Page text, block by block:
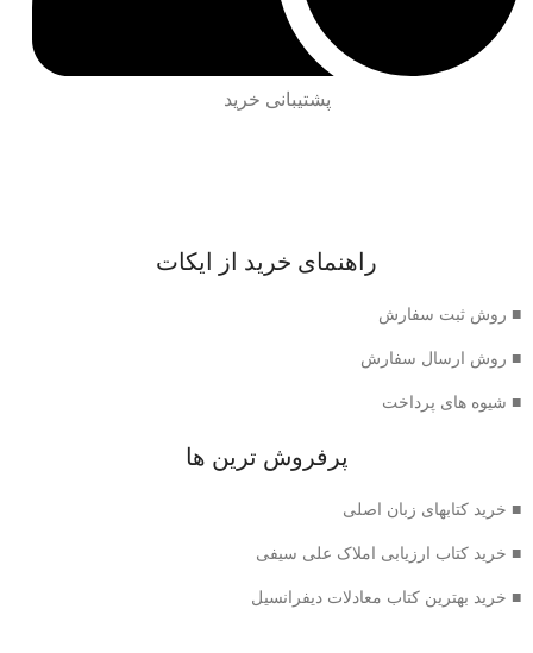
پشتیبانی خرید
راهنمای خرید از ایکات
■ روش ثبت سفارش
■ روش ارسال سفارش
■ شیوه های پرداخت
پرفروش ترین ها
■ خرید کتابهای زبان اصلی
■ خرید کتاب ارزیابی املاک علی سیفی
■ خرید بهترین کتاب معادلات دیفرانسیل